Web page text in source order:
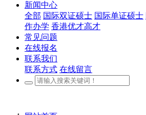
新闻中心
全部 国际双证硕士 国际单证硕士
作办学 香港优才高才
常见问题
在线报名
联系我们
联系方式 在线留言